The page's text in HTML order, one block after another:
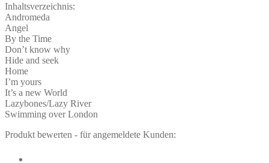
Inhaltsverzeichnis:
Andromeda
Angel
By the Time
Don’t know why
Hide and seek
Home
I’m yours
It’s a new World
Lazybones/Lazy River
Swimming over London
Produkt bewerten - für angemeldete Kunden: